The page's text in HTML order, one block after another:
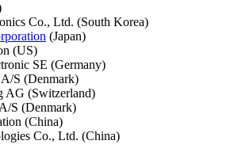
Co., Ltd. (South Korea)
(Japan)
(US)
SE (Germany)
S (Denmark)
AG (Switzerland)
S (Denmark)
(China)
Co., Ltd. (China)